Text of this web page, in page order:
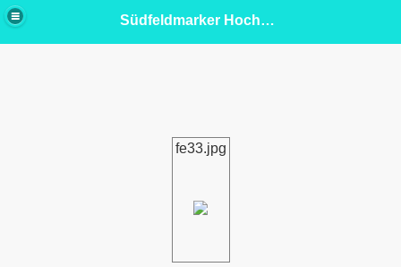
Südfeldmarker Hochseeangelclub 77 e.V.
fe33.jpg